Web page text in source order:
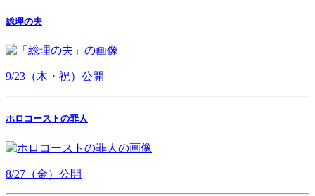
総理の夫
9/23（木・祝）公開
ホロコーストの罪人
8/27（金）公開